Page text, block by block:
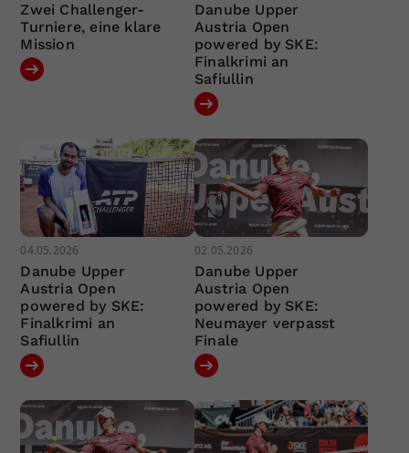
Zwei Challenger-
Turniere, eine klare
Mission
Danube Upper
Austria Open
powered by SKE:
Finalkrimi an
Safiullin
04.05.2026
Danube Upper
Austria Open
powered by SKE:
Finalkrimi an
Safiullin
02.05.2026
Danube Upper
Austria Open
powered by SKE:
Neumayer verpasst
Finale